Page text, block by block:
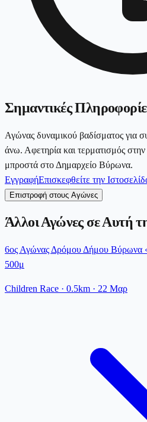
Σημαντικές
Αγώνας δυναμικού βαδίσματος για
άνω. Αφετηρία και τερματισμός
μπροστά στο Δημαρχείο Βύρωνα.
ΕγγραφήΕπισκεφθείτε την
Επιστροφή στους Αγώνες
Άλλοι Αγώνες σε Αυτή
6ος Αγώνας Δρόμου Δήμου Βύρωνα
500μ
Children Race · 0.5km · 22 Μαρ